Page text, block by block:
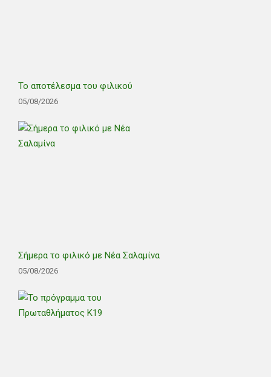
Το αποτέλεσμα του φιλικού
05/08/2026
Σήμερα το φιλικό με Νέα Σαλαμίνα
05/08/2026